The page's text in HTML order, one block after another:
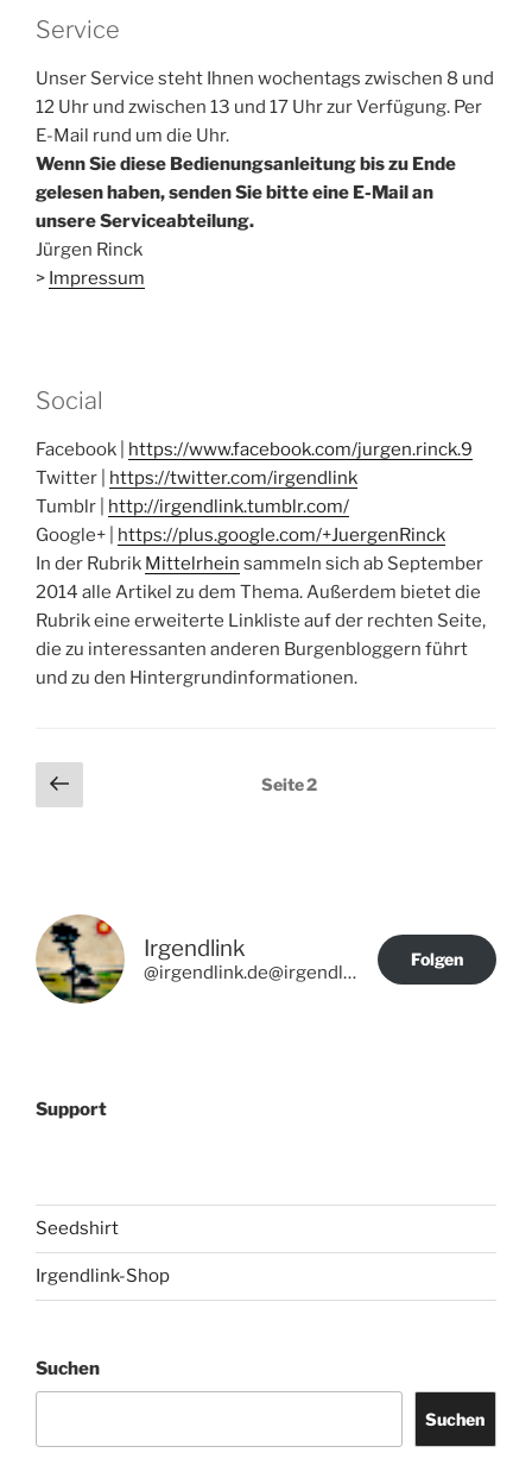
Service
Unser Service steht Ihnen wochentags zwischen 8 und
12 Uhr und zwischen 13 und 17 Uhr zur Verfügung. Per
E-Mail rund um die Uhr.
Wenn Sie diese Bedienungsanleitung bis zu Ende
gelesen haben, senden Sie bitte eine E-Mail an
unsere Serviceabteilung.
Jürgen Rinck
> Impressum
Social
Facebook | https://www.facebook.com/jurgen.rinck.9
Twitter | https://twitter.com/irgendlink
Tumblr | http://irgendlink.tumblr.com/
Google+ | https://plus.google.com/+JuergenRinck
In der Rubrik Mittelrhein sammeln sich ab September
2014 alle Artikel zu dem Thema. Außerdem bietet die
Rubrik eine erweiterte Linkliste auf der rechten Seite,
die zu interessanten anderen Burgenbloggern führt
und zu den Hintergrundinformationen.
Seitennummerierung
der
Vorherige
Seite
Seite2
Irgendlink
@irgendlink.de@irgendlink.de
Folgen
Support
Seedshirt
Irgendlink-Shop
Suchen
Suchen